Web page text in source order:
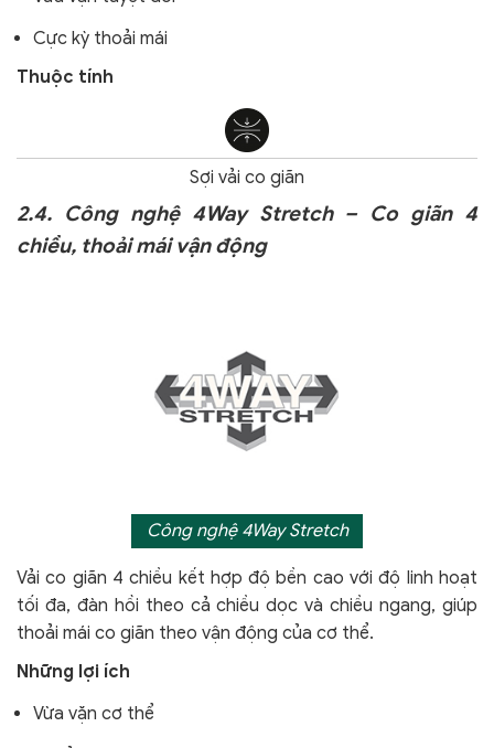
Cực kỳ thoải mái
Thuộc tính
Sợi vải co giãn
2.4. Công nghệ 4Way Stretch – Co giãn 4
chiều, thoải mái vận động
Công nghệ 4Way Stretch
Vải co giãn 4 chiều kết hợp độ bền cao với độ linh hoạt
tối đa, đàn hồi theo cả chiều dọc và chiều ngang, giúp
thoải mái co giãn theo vận động của cơ thể.
Những lợi ích
Vừa vặn cơ thể